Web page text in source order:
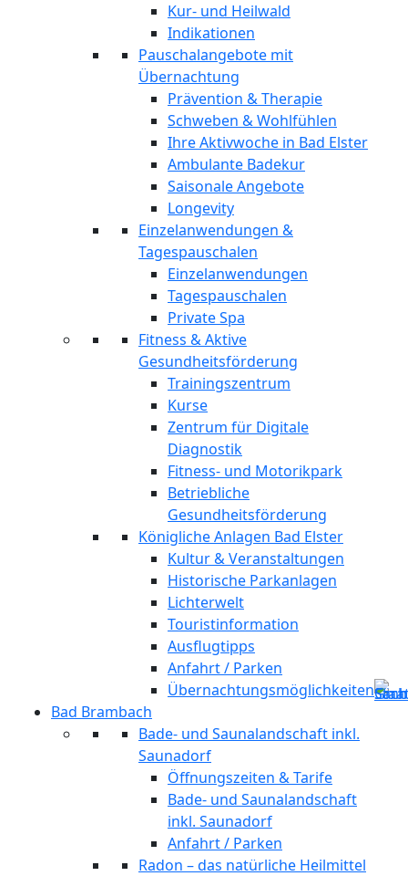
Kur- und Heilwald
Indikationen
Pauschalangebote mit
Übernachtung
Prävention & Therapie
Schweben & Wohlfühlen
Ihre Aktivwoche in Bad Elster
Ambulante Badekur
Saisonale Angebote
Longevity
Einzelanwendungen &
Tagespauschalen
Einzelanwendungen
Tagespauschalen
Private Spa
Fitness & Aktive
Gesundheitsförderung
Trainingszentrum
Kurse
Zentrum für Digitale
Diagnostik
Fitness- und Motorikpark
Betriebliche
Gesundheitsförderung
Königliche Anlagen Bad Elster
Kultur & Veranstaltungen
Historische Parkanlagen
Lichterwelt
Touristinformation
Ausflugtipps
Anfahrt / Parken
Übernachtungsmöglichkeiten
Bad Brambach
Bade- und Saunalandschaft inkl.
Saunadorf
Öffnungszeiten & Tarife
Bade- und Saunalandschaft
inkl. Saunadorf
Anfahrt / Parken
Radon – das natürliche Heilmittel